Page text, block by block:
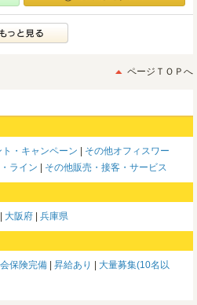
ページＴＯＰへ
・キャンペーン
その他オフィスワー
ライン その他販売・接客・サービス
大阪府 兵庫県
保険完備 昇給あり
大量募集(10名以